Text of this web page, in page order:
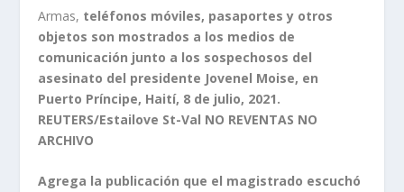
Armas, teléfonos móviles, pasaportes y otros
objetos son mostrados a los medios de
comunicación junto a los sospechosos del
asesinato del presidente Jovenel Moise, en
Puerto Príncipe, Haití, 8 de julio, 2021.
REUTERS/Estailove St-Val NO REVENTAS NO
ARCHIVO
Agrega la publicación que el magistrado escuchó